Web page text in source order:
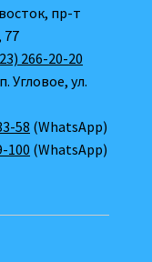
пр-т
77
266-20-20
Угловое, ул.
58 (WhatsApp)
100 (WhatsApp)